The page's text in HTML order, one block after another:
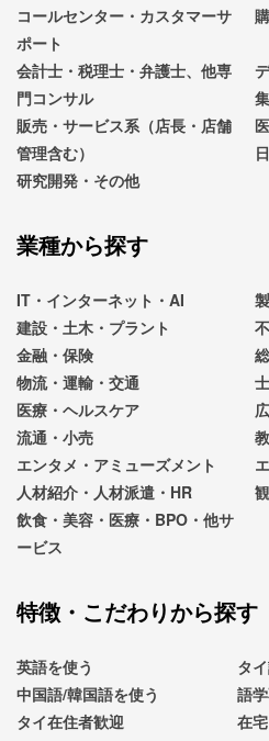
コールセンター・カスタマーサ
ポート
会計士・税理士・弁護士、他専
門コンサル
集
販売・サービス系（店長・店舗
管理含む）
研究開発・その他
業種から探す
IT・インターネット・AI
建設・土木・プラント
金融・保険
物流・運輸・交通
医療・ヘルスケア
流通・小売
エンタメ・アミューズメント
人材紹介・人材派遣・HR
飲食・美容・医療・BPO・他サ
ービス
特徴・こだわりから探す
英語を使う
タ
中国語/韓国語を使う
語
タイ在住者歓迎
在